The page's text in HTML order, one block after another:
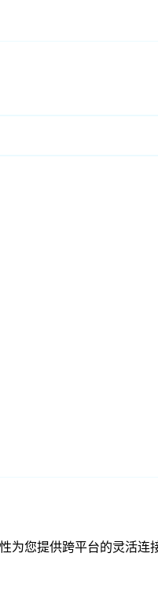
为您提供跨平台的灵活